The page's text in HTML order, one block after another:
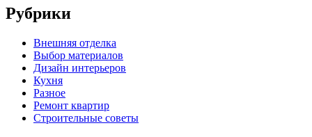
Рубрики
Внешняя отделка
Выбор материалов
Дизайн интерьеров
Кухня
Разное
Ремонт квартир
Строительные советы